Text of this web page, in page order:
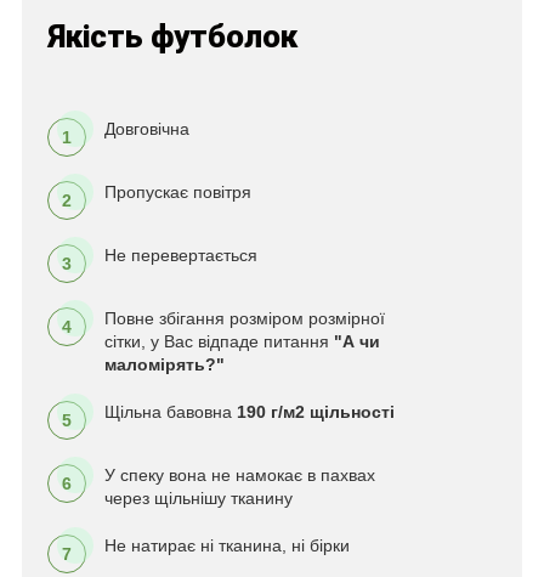
Якість футболок
1 Довговічна
2 Пропускає повітря
3 Не перевертається
4
Повне збігання розміром розмірної
сітки, у Вас відпаде питання "А чи
маломірять?"
5 Щільна бавовна 190 г/м2 щільності
6
У спеку вона не намокає в пахвах
через щільнішу тканину
7 Не натирає ні тканина, ні бірки